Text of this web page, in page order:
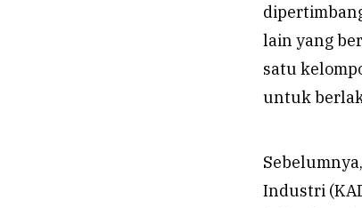
lain yang
satu
untuk
Industri